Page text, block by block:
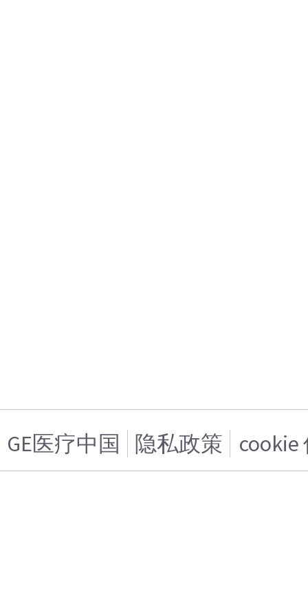
GE医疗中国 隐私政策 cookie